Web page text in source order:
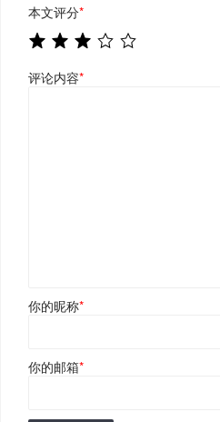
本文评分*
评论内容*
你的昵称*
你的邮箱*